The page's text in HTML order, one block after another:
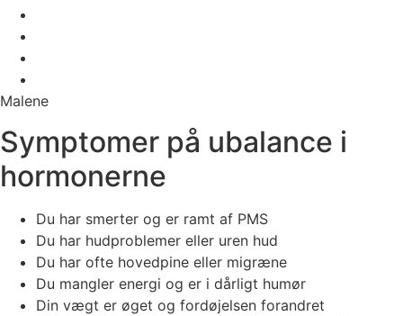
Malene
Symptomer på ubalance i
hormonerne
Du har smerter og er ramt af PMS
Du har hudproblemer eller uren hud
Du har ofte hovedpine eller migræne
Du mangler energi og er i dårligt humør
Din vægt er øget og fordøjelsen forandret